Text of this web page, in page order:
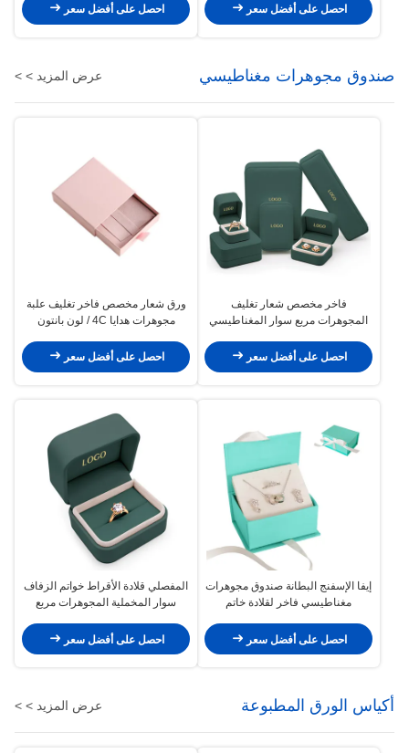
احصل على أفضل سعر احصل على أفضل سعر
صندوق مجوهرات مغناطيسي عرض المزيد > >
فاخر مخصص شعار تغليف
المجوهرات مربع سوار المغناطيسي
احصل على أفضل سعر
ورق شعار مخصص فاخر تغليف علبة
مجوهرات هدايا 4C / لون بانتون
احصل على أفضل سعر
إيفا الإسفنج البطانة صندوق مجوهرات
مغناطيسي فاخر لقلادة خاتم
احصل على أفضل سعر
المفصلي قلادة الأقراط خواتم الزفاف
سوار المخملية المجوهرات مربع
احصل على أفضل سعر
أكياس الورق المطبوعة عرض المزيد > >